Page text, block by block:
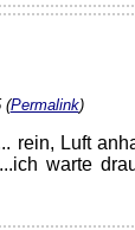
(Permalink)
rein, Luft
warte